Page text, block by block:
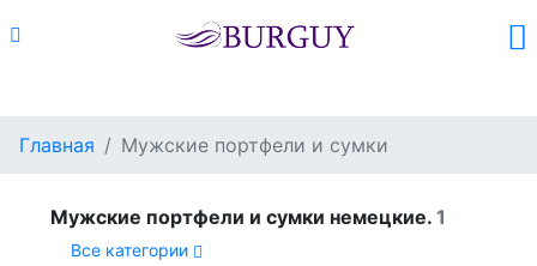
Главная Мужские портфели и сумки
Мужские портфели и сумки немецкие. 1
Все категории